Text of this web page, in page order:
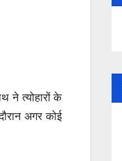
ने त्योहारों के
अगर कोई